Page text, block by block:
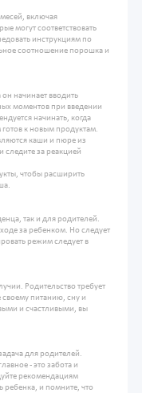
включая
могут соответствовать
инструкциям по
соотношение порошка и
начинает вводить
моментов при введении
начинать, когда
готов к новым продуктам.
каши и пюре из
за реакцией
чтобы расширить
так и для родителей.
за ребенком. Но следует
режим следует в
Родительство требует
питанию, сну и
и счастливыми, вы
для родителей.
- это забота и
рекомендациям
ребенка, и помните, что